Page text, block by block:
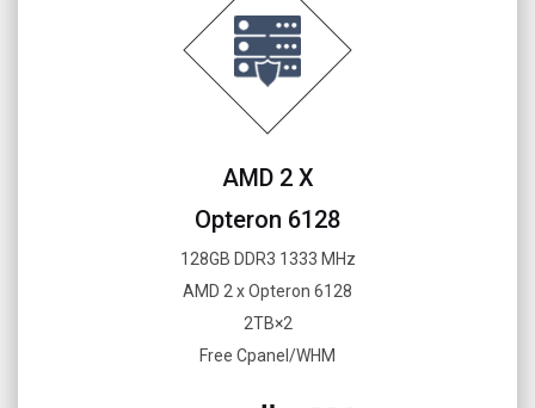
AMD 2 X
Opteron 6128
128GB DDR3 1333 MHz
AMD 2 x Opteron 6128
2×2TB
Free Cpanel/WHM